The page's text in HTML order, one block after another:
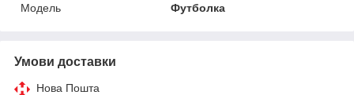
Модель
Футболка
Умови доставки
Нова Пошта